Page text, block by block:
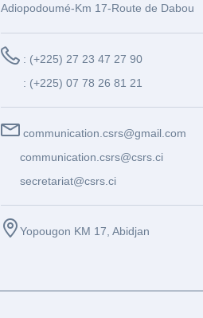
Adiopodoumé-Km 17-Route de Dabou
: (+225) 27 23 47 27 90
: (+225) 07 78 26 81 21
communication.csrs@gmail.com
communication.csrs@csrs.ci
secretariat@csrs.ci
Yopougon KM 17, Abidjan